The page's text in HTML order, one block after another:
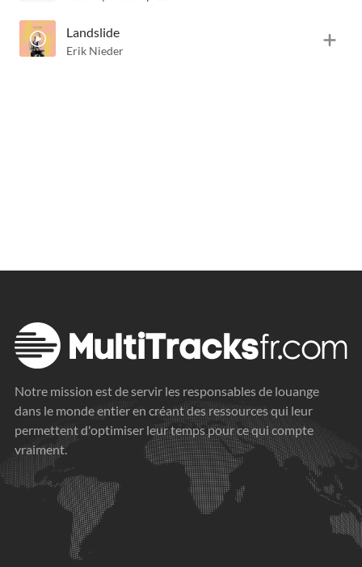
Landslide
Erik Nieder
Notre mission est de servir les responsables de louange
dans le monde entier en créant des ressources qui leur
permettent d'optimiser leur temps pour ce qui compte
vraiment.